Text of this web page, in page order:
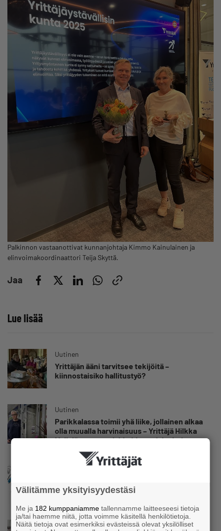
Palkinnon vastaanottivat kunnanjohtaja Kimmo Kainulainen ja
elinvoimakoordinaattori Teija Skyttä.
Jaa
Lue lisää
Uutinen
Yrittäjän ääni tarvitsee tekijöitä –
kiinnostaisiko hallitustyö?
Uutinen
Parikkalassa toimii yhä liike, jollainen alkaa
olla muualla harvinaisuus – Yrittäjä Hilkka
Myllylä tuntee asiakkaidensa jalat kuin
Katso lista
Uutinen
Välitämme yksityisyydestäsi
Me ja 182 kumppaniamme tallennamme laitteeseesi tietoja
ja/tai haemme niitä, jotta voimme käsitellä henkilötietoja.
Näitä tietoja ovat esimerkiksi evästeissä olevat yksilölliset